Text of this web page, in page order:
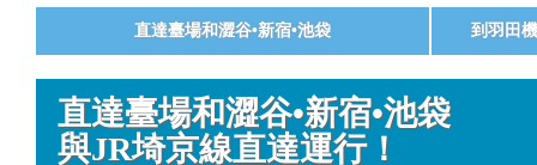
直達臺場和澀谷•新宿•池袋 到羽田
直達臺場和澀谷•新宿•池袋
與JR埼京線直達運行！